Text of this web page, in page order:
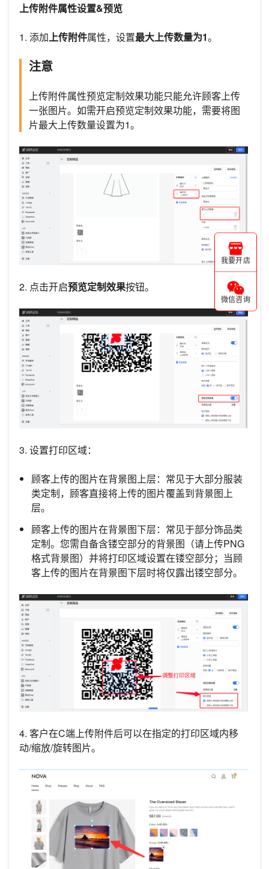
上传附件属性设置&预览
1. 添加上传附件属性，设置最大上传数量为1。
注意
上传附件属性预览定制效果功能只能允许顾客上传
一张图片。如需开启预览定制效果功能，需要将图
片最大上传数量设置为1。
2. 点击开启预览定制效果按钮。
3. 设置打印区域：
顾客上传的图片在背景图上层：常见于大部分服装
类定制，顾客直接将上传的图片覆盖到背景图上
层。
顾客上传的图片在背景图下层：常见于部分饰品类
定制。您需自备含镂空部分的背景图（请上传PNG
格式背景图）并将打印区域设置在镂空部分；当顾
客上传的图片在背景图下层时将仅露出镂空部分。
4. 客户在C端上传附件后可以在指定的打印区域内移
动/缩放/旋转图片。
我要开店
微信咨询